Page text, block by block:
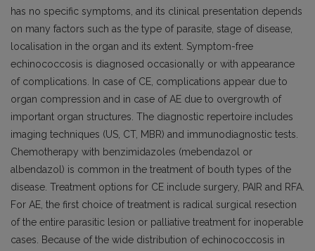
has no specific symptoms, and its clinical presentation depends
on many factors such as the type of parasite, stage of disease,
localisation in the organ and its extent. Symptom-free
echinococcosis is diagnosed occasionally or with appearance
of complications. In case of CE, complications appear due to
organ compression and in case of AE due to overgrowth of
important organ structures. The diagnostic repertoire includes
imaging techniques (US, CT, MBR) and immunodiagnostic tests.
Chemotherapy with benzimidazoles (mebendazol or
albendazol) is common in the treatment of bouth types of the
disease. Treatment options for CE include surgery, PAIR and RFA.
For AE, the first choice of treatment is radical surgical resection
of the entire parasitic lesion or palliative treatment for inoperable
cases. Because of the wide distribution of echinococcosis in